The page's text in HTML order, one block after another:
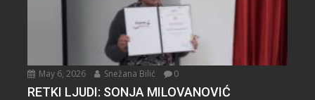
May 6, 2026 Snežana Bilić 0
RETKI LJUDI: SONJA MILOVANOVIĆ